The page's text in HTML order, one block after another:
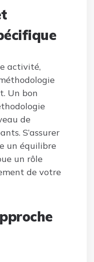
activité,
Un bon
de
S’assurer
un équilibre
un rôle
de votre